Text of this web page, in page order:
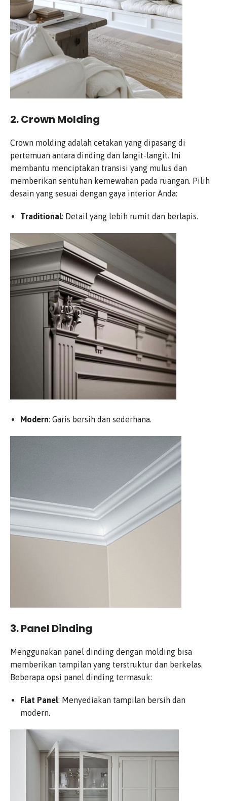
2.Crown Molding
Crown molding adalah cetakan yang dipasang di
pertemuan antara dinding dan langit-langit. Ini
membantu menciptakan transisi yang mulus dan
memberikan sentuhan kemewahan pada ruangan. Pilih
desain yang sesuai dengan gaya interior Anda:
Traditional: Detail yang lebih rumit dan berlapis.
Modern: Garis bersih dan sederhana.
3.Panel Dinding
Menggunakan panel dinding dengan molding bisa
memberikan tampilan yang terstruktur dan berkelas.
Beberapa opsi panel dinding termasuk:
Flat Panel: Menyediakan tampilan bersih dan
modern.